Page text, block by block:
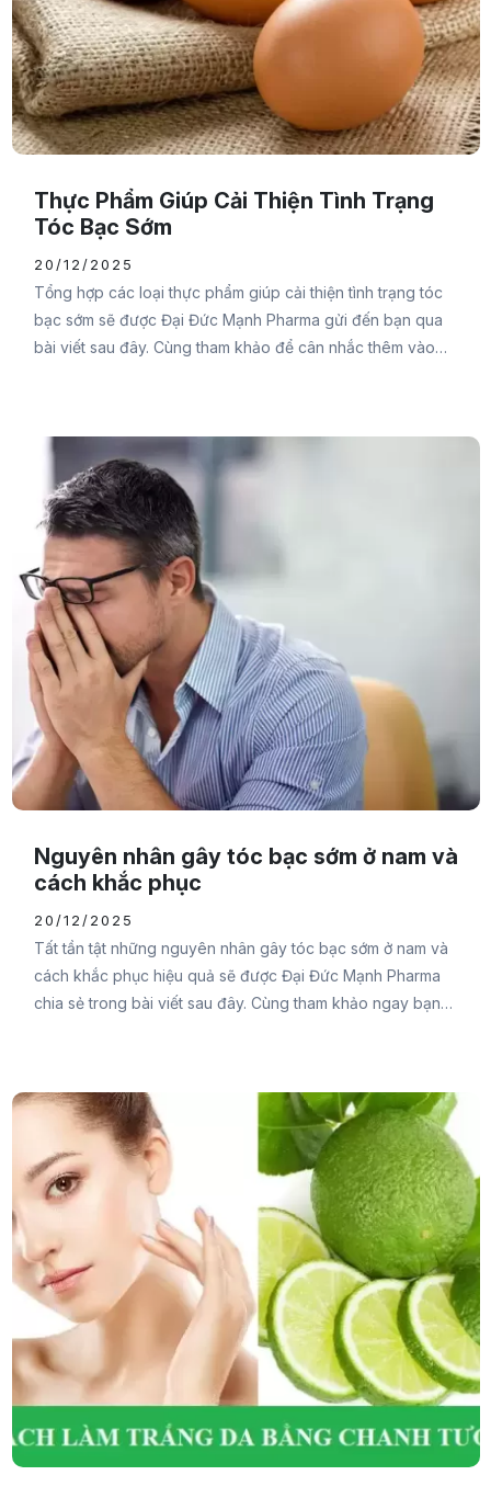
Thực Phẩm Giúp Cải Thiện Tình Trạng
Tóc Bạc Sớm
20/12/2025
Tổng hợp các loại thực phẩm giúp cải thiện tình trạng tóc
bạc sớm sẽ được Đại Đức Mạnh Pharma gửi đến bạn qua
bài viết sau đây. Cùng tham khảo để cân nhắc thêm vào
Nguyên nhân gây tóc bạc sớm ở nam và
cách khắc phục
20/12/2025
Tất tần tật những nguyên nhân gây tóc bạc sớm ở nam và
cách khắc phục hiệu quả sẽ được Đại Đức Mạnh Pharma
chia sẻ trong bài viết sau đây. Cùng tham khảo ngay bạn